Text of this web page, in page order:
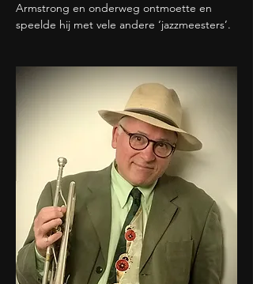
Armstrong en onderweg ontmoette en
speelde hij met vele andere ‘jazzmeesters’.